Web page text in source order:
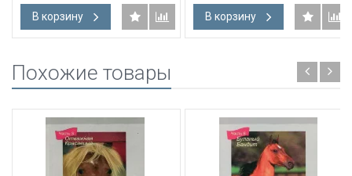
В корзину В корзину
Похожие товары